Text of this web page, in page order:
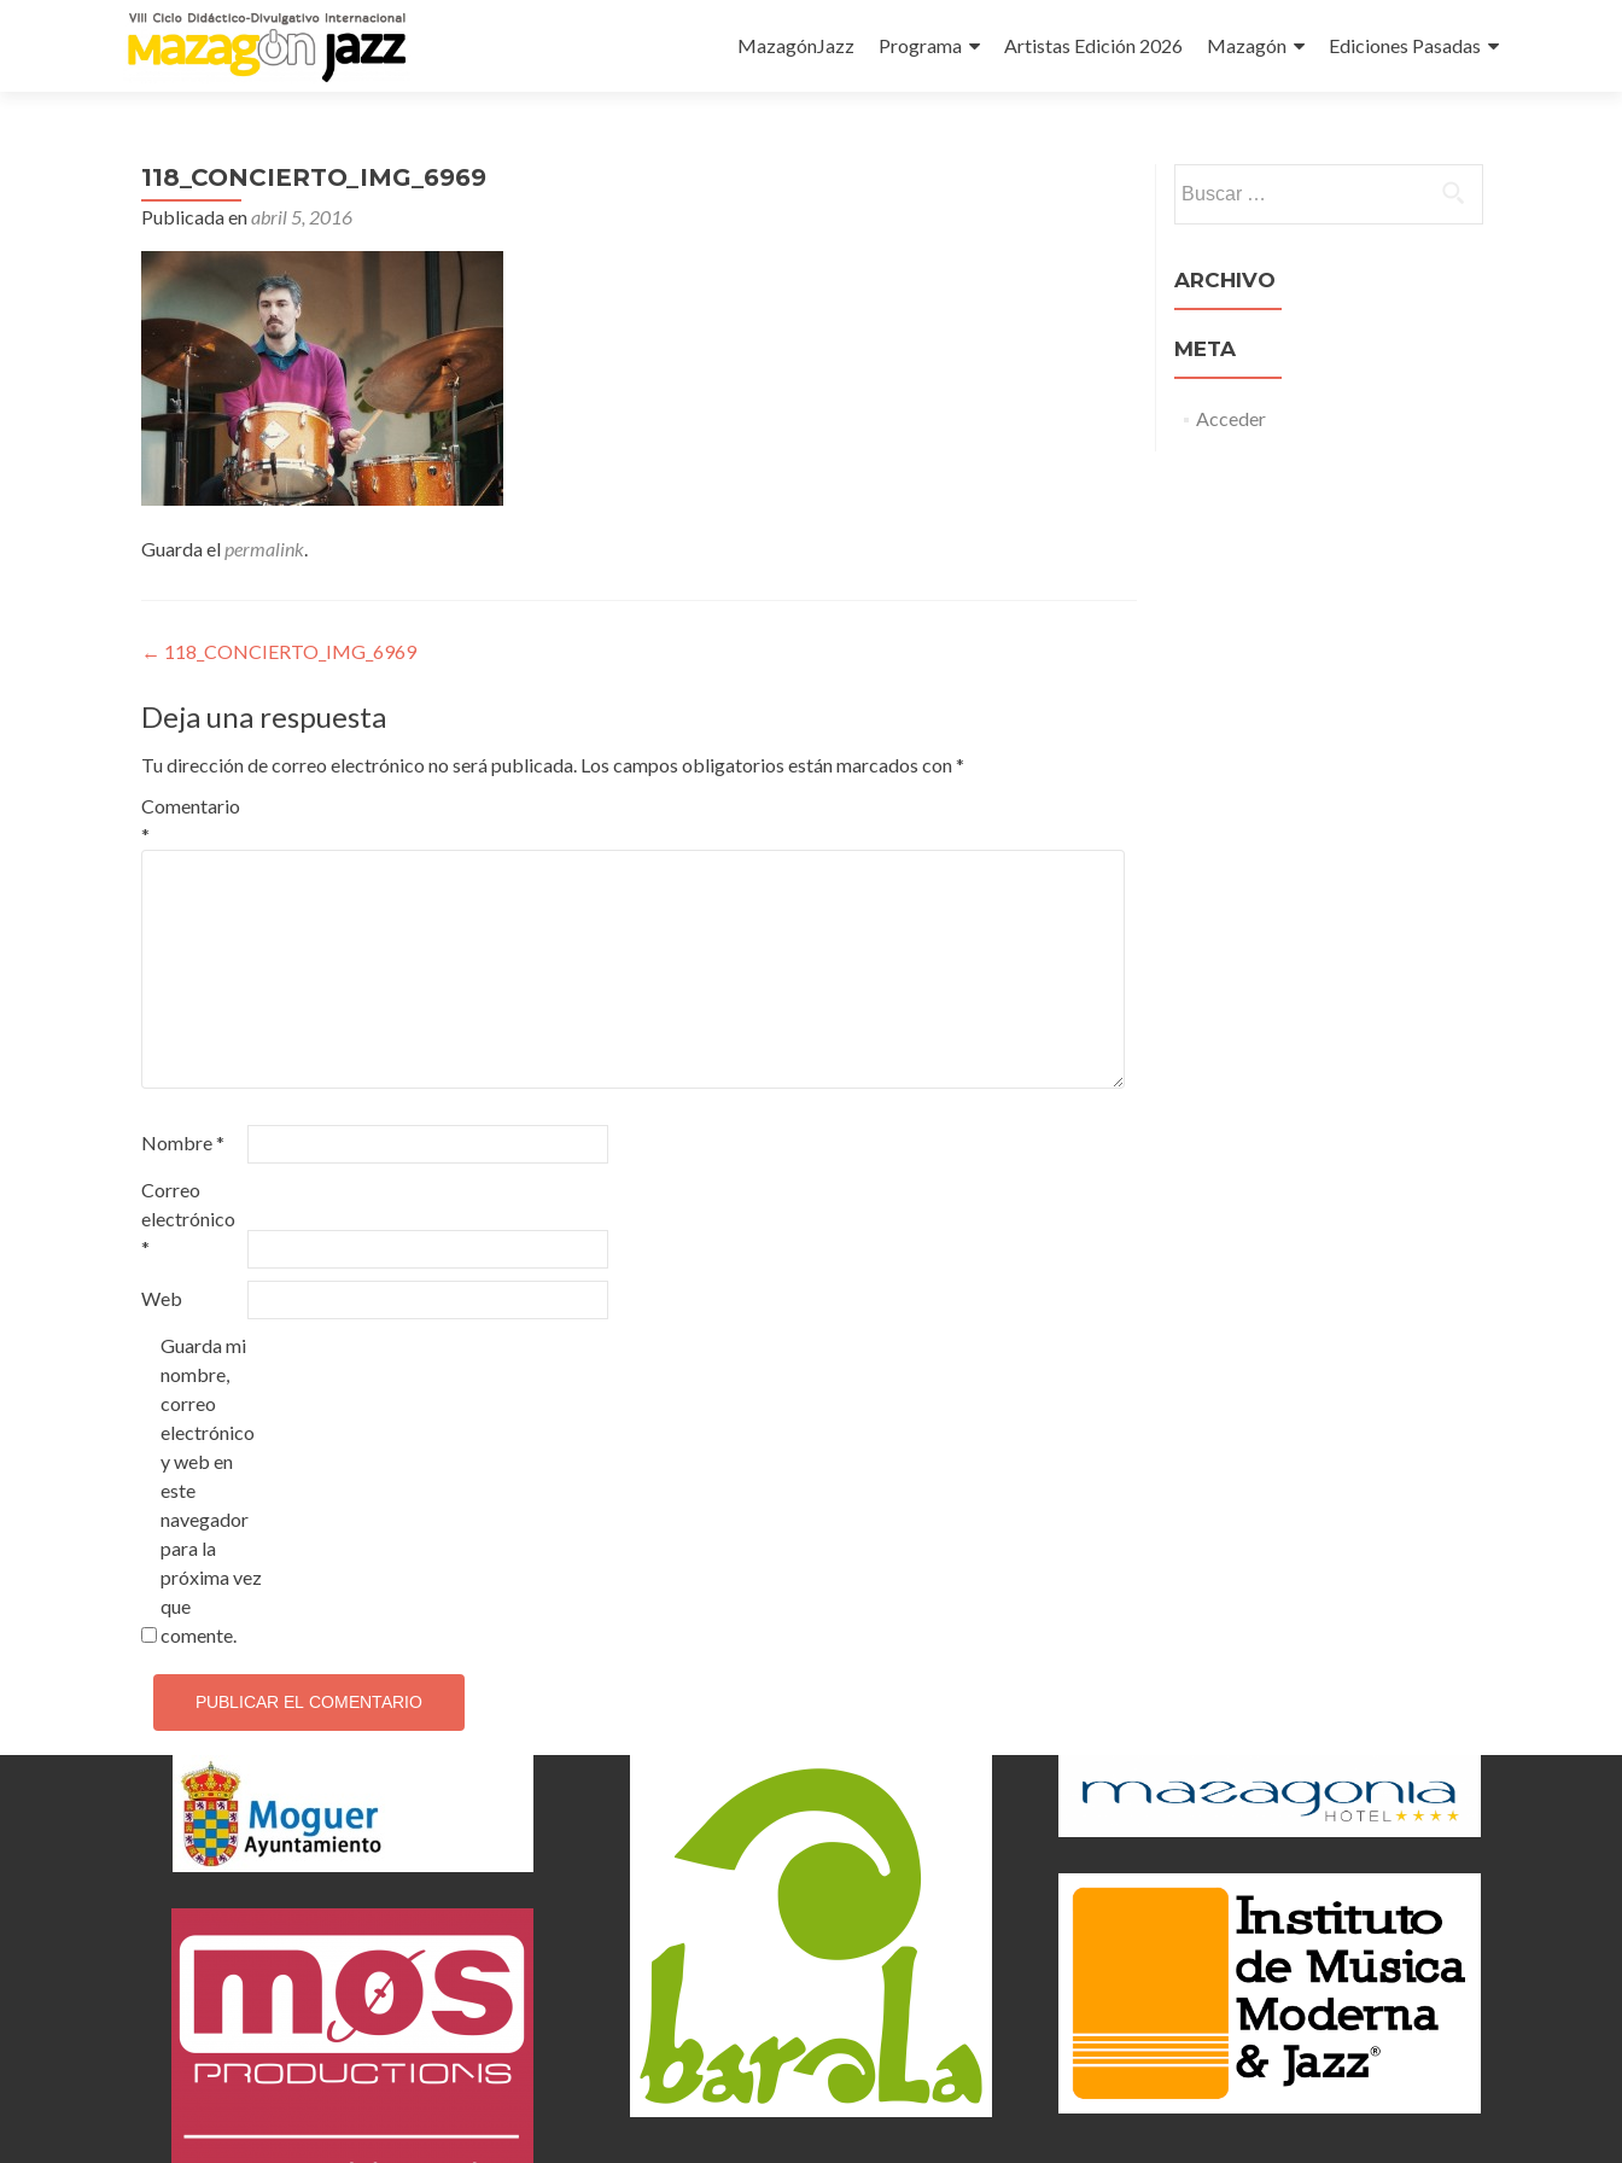
al
MazagónJazz Programa Artistas Edición 2026 Mazagón Ediciones Pasadas
118_CONCIERTO_IMG_6969
Publicada enabril 5, 2016
Guarda elpermalink.
Navegación
de
entradas
← 118_CONCIERTO_IMG_6969
Deja una respuesta
Tu dirección de correo electrónico no será publicada. Los campos obligatorios están marcados con*
Comentario
*
Nombre*
Correo
electrónico
*
Web
Guarda mi
nombre,
correo
electrónico
y web en
este
navegador
para la
próxima vez
que
comente.
ARCHIVO
META
Acceder